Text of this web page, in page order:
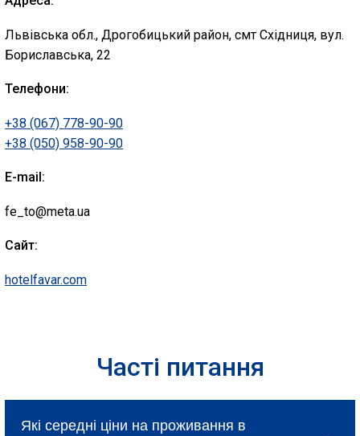
Львівська обл., Дрогобицький район, смт Східниця, вул.
Бориславська, 22
Телефони:
+38 (067) 778-90-90
+38 (050) 958-90-90
E-mail:
fe_to@meta.ua
Сайт:
hotelfavar.com
Часті питання
Які середні ціни на проживання в